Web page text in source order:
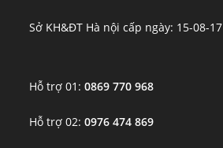
Sở KH&ĐT Hà nội cấp ngày: 15-08-17
Hỗ trợ 01:0869 770 968
Hỗ trợ 02:0976 474 869